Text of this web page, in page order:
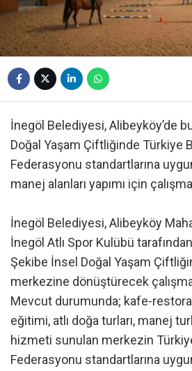
İnegöl Belediyesi, Alibeyköy’de
Doğal Yaşam Çiftliğinde Türkiye
Federasyonu standartlarına
manej alanları yapımı için
İnegöl Belediyesi, Alibeyköy
İnegöl Atlı Spor Kulübü
Şekibe İnsel Doğal Yaşam
merkezine dönüştürecek
Mevcut durumunda; kafe-
eğitimi, atlı doğa turları, manej
hizmeti sunulan merkezin
Federasyonu standartlarına